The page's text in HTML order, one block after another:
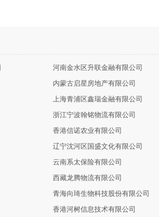
河南金水区升联金融有限公司
内蒙古启星房地产有限公司
上海青浦区鑫瑞金融有限公司
浙江宁波翰铭物流有限公司
香港信诺农业有限公司
辽宁沈河区国盛文化有限公司
云南系太保险有限公司
西藏龙腾物流有限公司
青海向琦生物科技股份有限公司
香港河树信息技术有限公司